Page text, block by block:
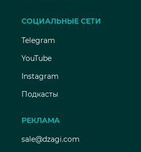
СОЦИАЛЬНЫЕ СЕТИ
Telegram
YouTube
Instagram
Подкасты
РЕКЛАМА
sale@dzagi.com